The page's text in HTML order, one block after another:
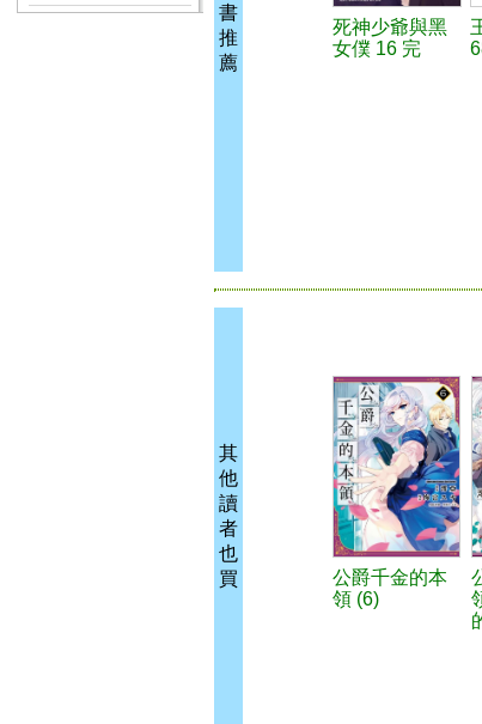
書
推
薦
死神少爺與黑
女僕 16 完
其
他
讀
者
也
買
公爵千金的本
領 (6)